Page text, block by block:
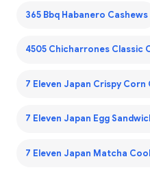
365 Bbq Habanero Cashews
4505 Chicharrones Classic
7 Eleven Japan Crispy Corn
7 Eleven Japan Egg
7 Eleven Japan Matcha